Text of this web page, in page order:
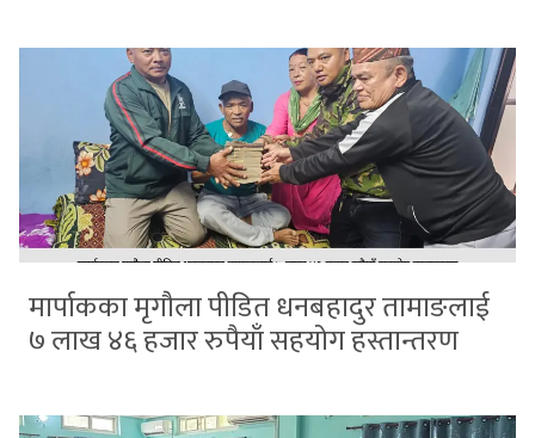
मार्पाकका मृगौला पीडित धनबहादुर तामाङलाई
७ लाख ४६ हजार रुपैयाँ सहयोग हस्तान्तरण